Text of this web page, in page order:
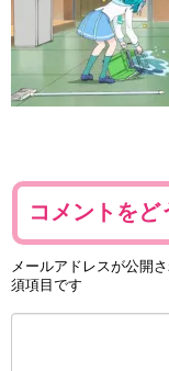
コメントをど
メールアドレスが公開
須項目です